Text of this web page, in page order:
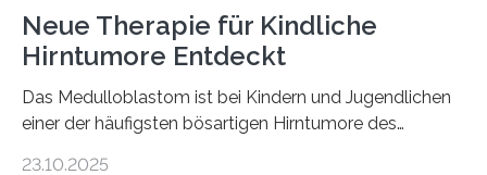
Neue Therapie für Kindliche
Hirntumore Entdeckt
Das Medulloblastom ist bei Kindern und Jugendlichen
einer der häufigsten bösartigen Hirntumore des
23.10.2025